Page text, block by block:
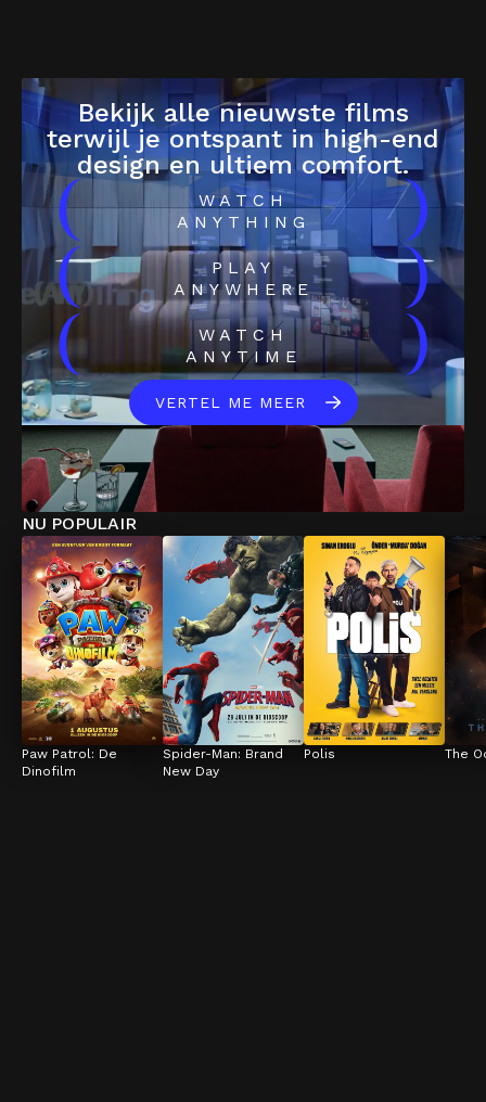
Bekijk alle nieuwste films
terwijl je ontspant in high-end
design en ultiem comfort.
(
WATCH
ANYTHING
)
(
PLAY
ANYWHERE
)
(
WATCH
ANYTIME
)
VERTEL ME MEER
NU POPULAIR
Paw Patrol: De
Dinofilm
Spider-Man: Brand
New Day
Polis The